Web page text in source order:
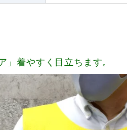
着やすく目立ちます。